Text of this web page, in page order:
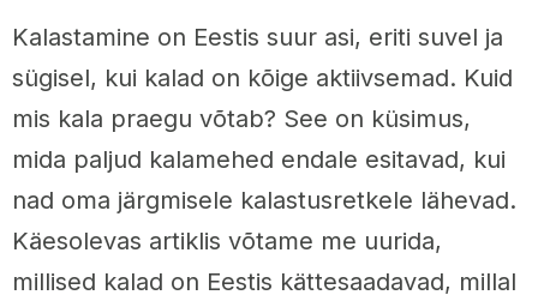
Kalastamine on Eestis suur asi, eriti suvel ja
sügisel, kui kalad on kõige aktiivsemad. Kuid
mis kala praegu võtab? See on küsimus,
mida paljud kalamehed endale esitavad, kui
nad oma järgmisele kalastusretkele lähevad.
Käesolevas artiklis võtame me uurida,
millised kalad on Eestis kättesaadavad, millal